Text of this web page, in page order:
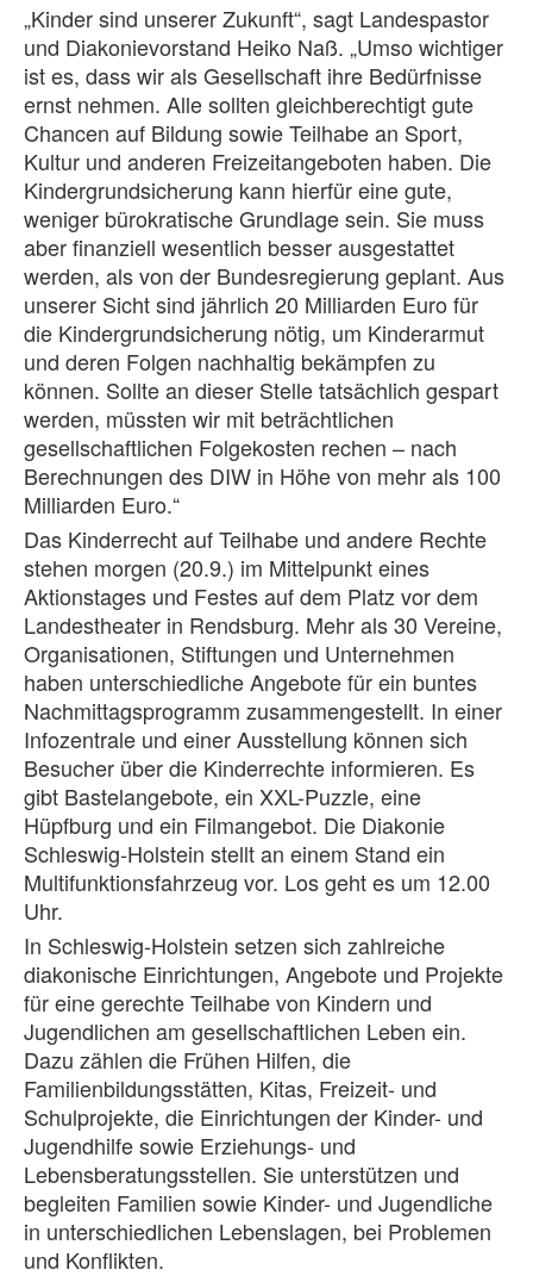
„Kinder sind unserer Zukunft“, sagt Landespastor
und Diakonievorstand Heiko Naß. „Umso wichtiger
ist es, dass wir als Gesellschaft ihre Bedürfnisse
ernst nehmen. Alle sollten gleichberechtigt gute
Chancen auf Bildung sowie Teilhabe an Sport,
Kultur und anderen Freizeitangeboten haben. Die
Kindergrundsicherung kann hierfür eine gute,
weniger bürokratische Grundlage sein. Sie muss
aber finanziell wesentlich besser ausgestattet
werden, als von der Bundesregierung geplant. Aus
unserer Sicht sind jährlich 20 Milliarden Euro für
die Kindergrundsicherung nötig, um Kinderarmut
und deren Folgen nachhaltig bekämpfen zu
können. Sollte an dieser Stelle tatsächlich gespart
werden, müssten wir mit beträchtlichen
gesellschaftlichen Folgekosten rechen – nach
Berechnungen des DIW in Höhe von mehr als 100
Milliarden Euro.“
Das Kinderrecht auf Teilhabe und andere Rechte
stehen morgen (20.9.) im Mittelpunkt eines
Aktionstages und Festes auf dem Platz vor dem
Landestheater in Rendsburg. Mehr als 30 Vereine,
Organisationen, Stiftungen und Unternehmen
haben unterschiedliche Angebote für ein buntes
Nachmittagsprogramm zusammengestellt. In einer
Infozentrale und einer Ausstellung können sich
Besucher über die Kinderrechte informieren. Es
gibt Bastelangebote, ein XXL-Puzzle, eine
Hüpfburg und ein Filmangebot. Die Diakonie
Schleswig-Holstein stellt an einem Stand ein
Multifunktionsfahrzeug vor. Los geht es um 12.00
Uhr.
In Schleswig-Holstein setzen sich zahlreiche
diakonische Einrichtungen, Angebote und Projekte
für eine gerechte Teilhabe von Kindern und
Jugendlichen am gesellschaftlichen Leben ein.
Dazu zählen die Frühen Hilfen, die
Familienbildungsstätten, Kitas, Freizeit- und
Schulprojekte, die Einrichtungen der Kinder- und
Jugendhilfe sowie Erziehungs- und
Lebensberatungsstellen. Sie unterstützen und
begleiten Familien sowie Kinder- und Jugendliche
in unterschiedlichen Lebenslagen, bei Problemen
und Konflikten.